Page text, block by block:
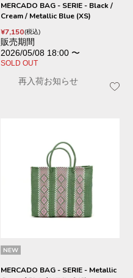
MERCADO BAG - SERIE - Black /
Cream / Metallic Blue (XS)
¥7,150 税込
販売期間
2026/05/08 18:00 〜
SOLD OUT
再入荷お知らせ
NEW
MERCADO BAG - SERIE - Metallic